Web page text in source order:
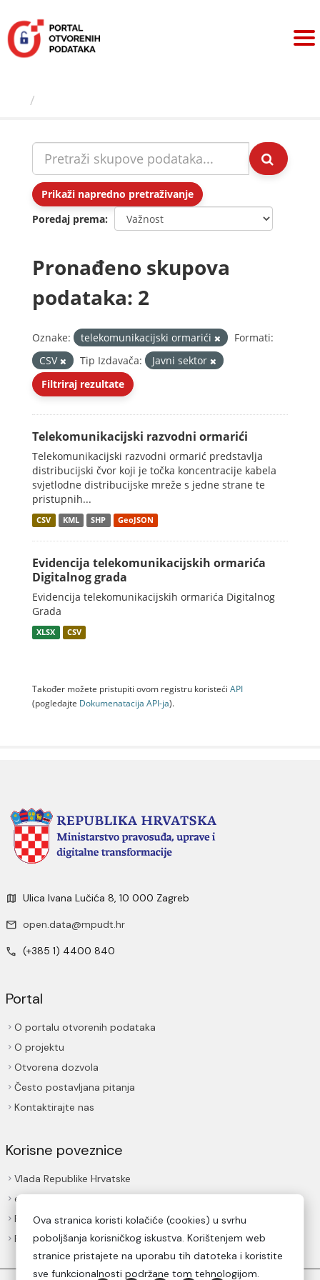
sadržaj
Prikaži napredno pretraživanje
Poredaj prema
Pronađeno skupova
podataka: 2
Oznake: telekomunikacijski ormarići
Formati:
CSV
Tip Izdavača:
Javni sektor
Filtriraj rezultate
Telekomunikacijski razvodni ormarići
Telekomunikacijski razvodni ormarić predstavlja
distribucijski čvor koji je točka koncentracije kabela
svjetlodne distribucijske mreže s jedne strane te
pristupnih...
CSV KML SHP GeoJSON
Evidencija telekomunikacijskih ormarića
Digitalnog grada
Evidencija telekomunikacijskih ormarića Digitalnog
Grada
XLSX CSV
Također možete pristupiti ovom registru koristeći API
(pogledajte Dokumenаtаcijа API-jа).